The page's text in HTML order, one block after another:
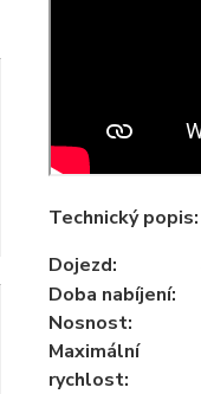
Technický popis:
Dojezd:
Doba nabíjení:
Nosnost:
Maximální
rychlost: